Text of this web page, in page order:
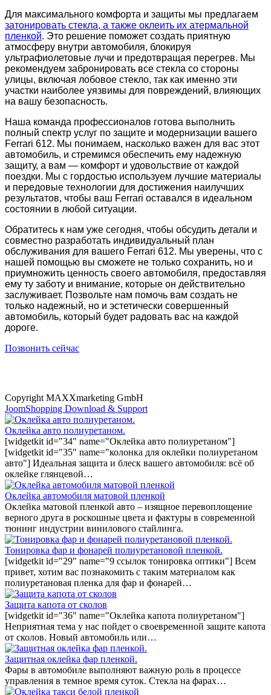
Для максимального комфорта и защиты мы предлагаем
затонировать стекла, а также оклеить их атермальной
пленкой. Это решение поможет создать приятную
атмосферу внутри автомобиля, блокируя
ультрафиолетовые лучи и предотвращая перегрев. Мы
рекомендуем забронировать все стекла со стороны
улицы, включая лобовое стекло, так как именно эти
участки наиболее уязвимы для повреждений, влияющих
на вашу безопасность.
Наша команда профессионалов готова выполнить
полный спектр услуг по защите и модернизации вашего
Ferrari 612. Мы понимаем, насколько важен для вас этот
автомобиль, и стремимся обеспечить ему надежную
защиту, а вам — комфорт и удовольствие от каждой
поездки. Мы с гордостью используем лучшие материалы
и передовые технологии для достижения наилучших
результатов, чтобы ваш Ferrari оставался в идеальном
состоянии в любой ситуации.
Обратитесь к нам уже сегодня, чтобы обсудить детали и
совместно разработать индивидуальный план
обслуживания для вашего Ferrari 612. Мы уверены, что с
нашей помощью вы сможете не только сохранить, но и
приумножить ценность своего автомобиля, предоставляя
ему ту заботу и внимание, которые он действительно
заслуживает. Позвольте нам помочь вам создать не
только надежный, но и эстетически совершенный
автомобиль, который будет радовать вас на каждой
дороге.
Позвонить сейчас
Copyright MAXXmarketing GmbH
JoomShopping Download & Support
Оклейка авто полиуретаном.
[widgetkit id="34" name="Оклейка авто полиуретаном"]
[widgetkit id="35" name="колонка для оклейки полиуретаном
авто"] Идеальная защита и блеск вашего автомобиля: всё об
оклейке глянцевой…
Оклейка автомобиля матовой пленкой
Оклейка матовой пленкой авто – изящное перевоплощение
верного друга в роскошные цвета и фактуры в современной
тюнинг индустрии винилового стайлинга.
Тонировка фар и фонарей полиуретановой пленкой.
[widgetkit id="29" name="9 ссылок тонировка оптики"] Всем
привет, хотим вас познакомить с таким материалом как
полиуретановая пленка для фар и фонарей…
Защита капота от сколов
[widgetkit id="36" name="Оклейка капота полиуретаном"]
Неприятная тема у нас пойдет о своевременной защите капота
от сколов. Новый автомобиль или…
Защитная оклейка фар пленкой.
Фары в автомобиле выполняют важную роль в процессе
управления в темное время суток. Стекла на фарах…